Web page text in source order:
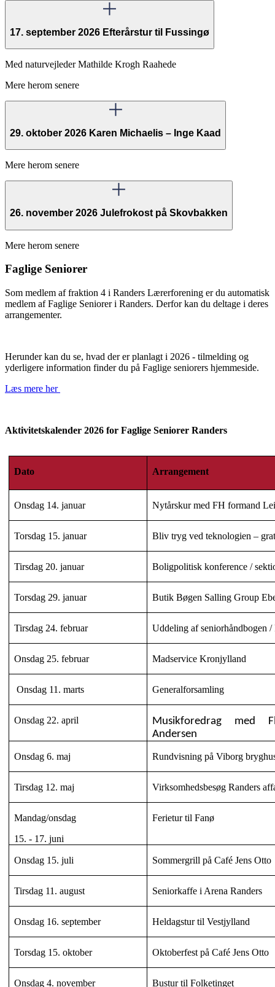
17. september 2026 Efterårstur til Fussingø
Med naturvejleder Mathilde Krogh Raahede
Mere herom senere
29. oktober 2026 Karen Michaelis – Inge Kaad
Mere herom senere
26. november 2026 Julefrokost på Skovbakken
Mere herom senere
Faglige Seniorer
Som medlem af fraktion 4 i Randers Lærerforening er du automatisk
medlem af Faglige Seniorer i Randers. Derfor kan du deltage i deres
arrangementer.
Herunder kan du se, hvad der er planlagt i 2026 - tilmelding og
yderligere information finder du på Faglige seniorers hjemmeside.
Læs mere her
Aktivitetskalender 2026 for Faglige Seniorer Randers
Dato Arrangement
Onsdag 14. januar Nytårskur med FH formand
Torsdag 15. januar Bliv tryg ved teknologien –
Tirsdag 20. januar Boligpolitisk konference /
Torsdag 29. januar Butik Bøgen Salling Group
Tirsdag 24. februar Uddeling af seniorhåndbogen /
Onsdag 25. februar Madservice Kronjylland
Onsdag 11. marts Generalforsamling
Onsdag 22. april
Musikforedrag med
Andersen
Onsdag 6. maj Rundvisning på Viborg
Tirsdag 12. maj Virksomhedsbesøg Randers
Mandag/onsdag
15. - 17. juni
Ferietur til Fanø
Onsdag 15. juli Sommergrill på Café Jens Otto
Tirsdag 11. august Seniorkaffe i Arena Randers
Onsdag 16. september Heldagstur til Vestjylland
Torsdag 15. oktober Oktoberfest på Café Jens Otto
Onsdag 4. november Bustur til Folketinget